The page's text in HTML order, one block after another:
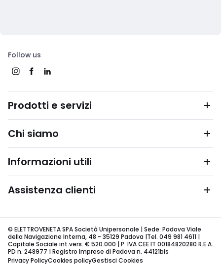
Follow us
Prodotti e servizi
Chi siamo
Informazioni utili
Assistenza clienti
© ELETTROVENETA SPA Società Unipersonale | Sede: Padova Viale
della Navigazione Interna, 48 - 35129 Padova |Tel. 049 981 4611 |
Capitale Sociale int.vers. € 520.000 | P. IVA CEE IT 00184820280 R.E.A.
PD n. 248977 | Registro Imprese di Padova n. 44121bis
Privacy PolicyCookies policyGestisci Cookies